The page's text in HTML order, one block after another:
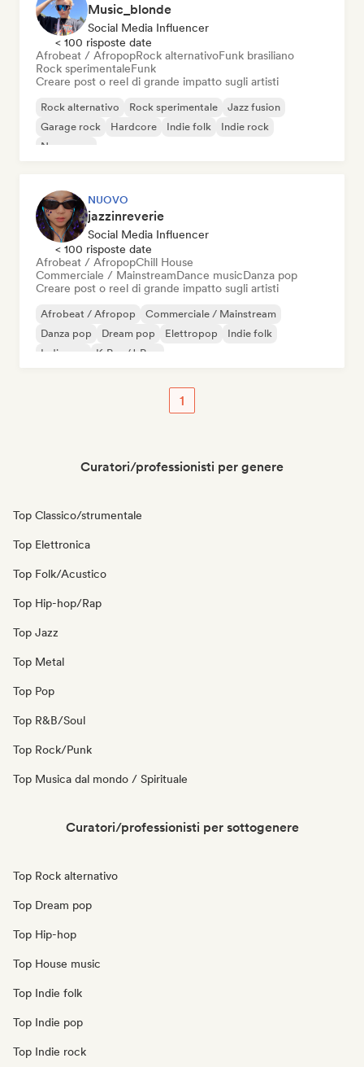
Music_blonde
Social Media Influencer
< 100 risposte date
Afrobeat / AfropopRock alternativoFunk brasiliano
Rock sperimentaleFunk
Creare post o reel di grande impatto sugli artisti
Rock alternativo Rock sperimentale
Jazz fusion
Garage rock
Hardcore Indie folk
Indie rock
New wave
NUOVO
jazzinreverie
Social Media Influencer
< 100 risposte date
Afrobeat / AfropopChill House
Commerciale / MainstreamDance musicDanza pop
Creare post o reel di grande impatto sugli artisti
Afrobeat / Afropop
Commerciale / Mainstream
Danza pop
Dream pop Elettropop
Indie folk
Indie pop
K-Pop/J-Pop
1
Curatori/professionisti per genere
Top Classico/strumentale
Top Elettronica
Top Folk/Acustico
Top Hip-hop/Rap
Top Jazz
Top Metal
Top Pop
Top R&B/Soul
Top Rock/Punk
Top Musica dal mondo / Spirituale
Curatori/professionisti per sottogenere
Top Rock alternativo
Top Dream pop
Top Hip-hop
Top House music
Top Indie folk
Top Indie pop
Top Indie rock